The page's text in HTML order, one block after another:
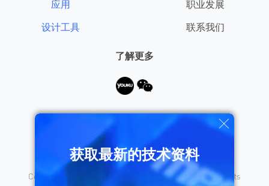
应用
设计工具
职业发展
联系我们
了解更多
需要帮助？
Copyright © 2026 Monolithic Power Systems, Inc. All rights
获取最新的技术资料